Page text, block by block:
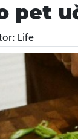
pet
Life